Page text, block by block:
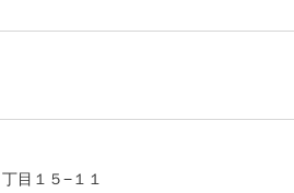
目１５−１１